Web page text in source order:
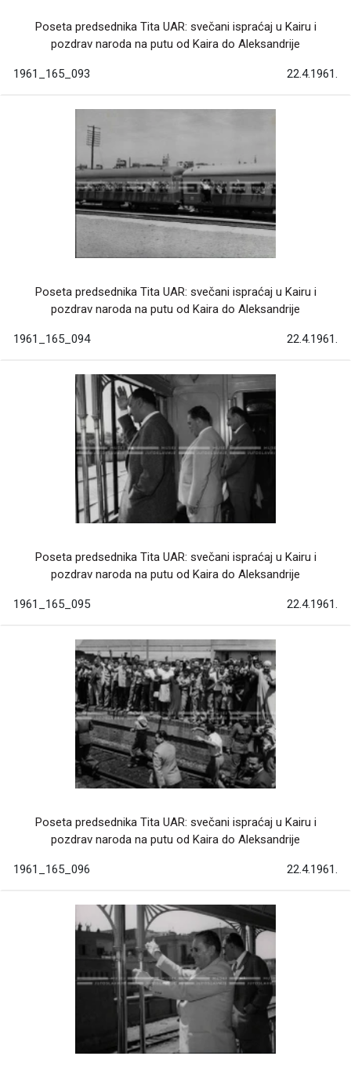
Poseta predsednika Tita UAR: svečani ispraćaj u Kairu i
pozdrav naroda na putu od Kaira do Aleksandrije
1961_165_093 22.4.1961.
Poseta predsednika Tita UAR: svečani ispraćaj u Kairu i
pozdrav naroda na putu od Kaira do Aleksandrije
1961_165_094 22.4.1961.
Poseta predsednika Tita UAR: svečani ispraćaj u Kairu i
pozdrav naroda na putu od Kaira do Aleksandrije
1961_165_095 22.4.1961.
Poseta predsednika Tita UAR: svečani ispraćaj u Kairu i
pozdrav naroda na putu od Kaira do Aleksandrije
1961_165_096 22.4.1961.